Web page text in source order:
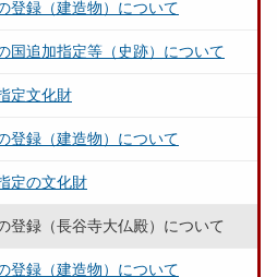
登録（建造物）について
国追加指定等（史跡）について
定文化財
登録（建造物）について
定の文化財
登録（長谷寺大仏殿）について
登録（建造物）について